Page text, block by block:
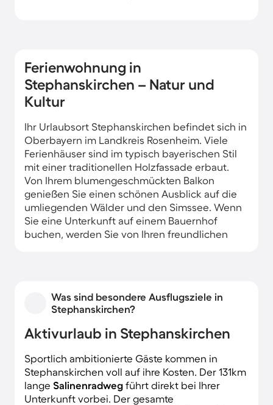
Ferienwohnung in
Stephanskirchen – Natur und
Kultur
Ihr Urlaubsort Stephanskirchen befindet sich in
Oberbayern im Landkreis Rosenheim. Viele
Ferienhäuser sind im typisch bayerischen Stil
mit einer traditionellen Holzfassade erbaut.
Von Ihrem blumengeschmückten Balkon
genießen Sie einen schönen Ausblick auf die
umliegenden Wälder und den Simssee. Wenn
Sie eine Unterkunft auf einem Bauernhof
buchen, werden Sie von Ihren freundlichen
Was sind besondere Ausflugsziele in
Stephanskirchen?
Aktivurlaub in Stephanskirchen
Sportlich ambitionierte Gäste kommen in
Stephanskirchen voll auf ihre Kosten. Der 131km
lange Salinenradweg führt direkt bei Ihrer
Unterkunft vorbei. Der gesamte